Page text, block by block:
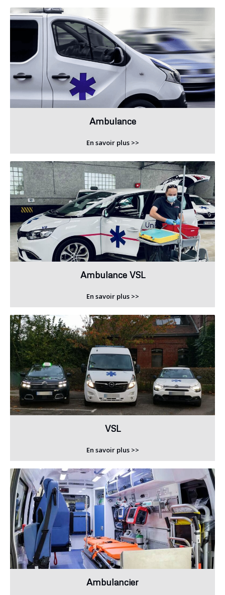
Ambulance
En savoir plus >>
Ambulance VSL
En savoir plus >>
VSL
En savoir plus >>
Ambulancier